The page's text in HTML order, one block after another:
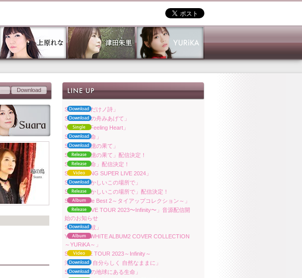
Download
Suara「君だけノ詩」
Suara「月の舟みあげて」
YURiKA「Feeling Heart」
Suara「響命」
Suara「記憶の果て」
Suara「記憶の果て」配信決定！
Suara「響命」配信決定！
Suara「KING SUPER LIVE 2024」
Suara「懐かしいこの場所で」
Suara「懐かしいこの場所で」配信決定！
Suara「The Best 2～タイアップコレクション～」
「Suara LIVE TOUR 2023〜Infinity〜」音源配信開
始のお知らせ
Suara「波紋」
YURiKA「WHITE ALBUM2 COVER COLLECTION
～YURiKA～」
Suara LIVE TOUR 2023～Infinity～
津田朱里「自分らしく 自然なままに」
Suara「この地球にある生命」